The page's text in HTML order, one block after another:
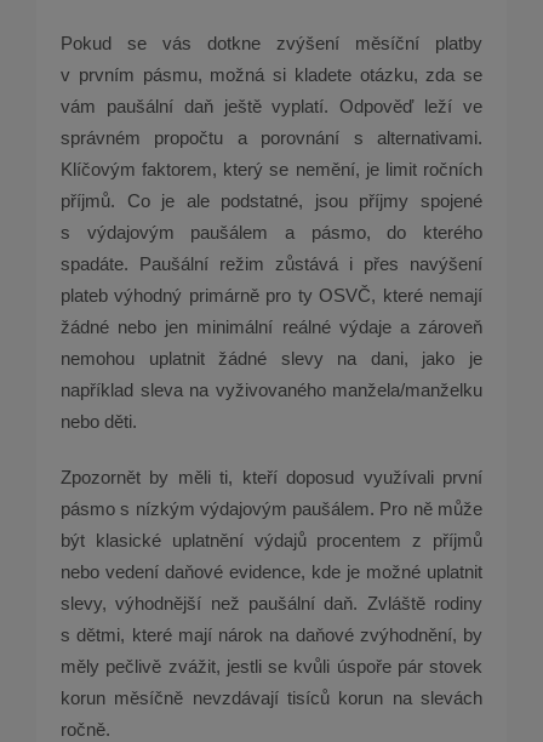
Pokud se vás dotkne zvýšení měsíční platby
v prvním pásmu, možná si kladete otázku, zda se
vám paušální daň ještě vyplatí. Odpověď leží ve
správném propočtu a porovnání s alternativami.
Klíčovým faktorem, který se nemění, je limit ročních
příjmů. Co je ale podstatné, jsou příjmy spojené
s výdajovým paušálem a pásmo, do kterého
spadáte. Paušální režim zůstává i přes navýšení
plateb výhodný primárně pro ty OSVČ, které nemají
žádné nebo jen minimální reálné výdaje a zároveň
nemohou uplatnit žádné slevy na dani, jako je
například sleva na vyživovaného manžela/manželku
nebo děti.
Zpozornět by měli ti, kteří doposud využívali první
pásmo s nízkým výdajovým paušálem. Pro ně může
být klasické uplatnění výdajů procentem z příjmů
nebo vedení daňové evidence, kde je možné uplatnit
slevy, výhodnější než paušální daň. Zvláště rodiny
s dětmi, které mají nárok na daňové zvýhodnění, by
měly pečlivě zvážit, jestli se kvůli úspoře pár stovek
korun měsíčně nevzdávají tisíců korun na slevách
ročně.